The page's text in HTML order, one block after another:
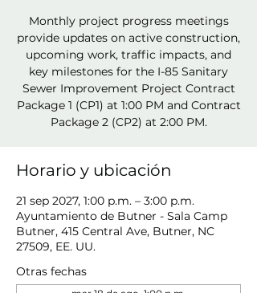
Monthly project progress meetings
provide updates on active construction,
upcoming work, traffic impacts, and
key milestones for the I-85 Sanitary
Sewer Improvement Project Contract
Package 1 (CP1) at 1:00 PM and Contract
Package 2 (CP2) at 2:00 PM.
Horario y ubicación
21 sep 2027, 1:00 p.m. – 3:00 p.m.
Ayuntamiento de Butner - Sala Camp
Butner, 415 Central Ave, Butner, NC
27509, EE. UU.
Otras fechas